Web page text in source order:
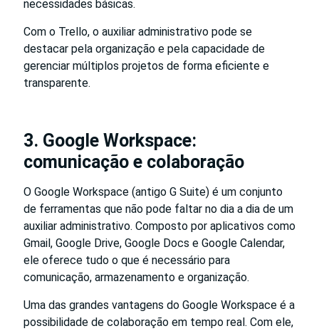
necessidades básicas.
Com o Trello, o auxiliar administrativo pode se
destacar pela organização e pela capacidade de
gerenciar múltiplos projetos de forma eficiente e
transparente.
3. Google Workspace:
comunicação e colaboração
O Google Workspace (antigo G Suite) é um conjunto
de ferramentas que não pode faltar no dia a dia de um
auxiliar administrativo. Composto por aplicativos como
Gmail, Google Drive, Google Docs e Google Calendar,
ele oferece tudo o que é necessário para
comunicação, armazenamento e organização.
Uma das grandes vantagens do Google Workspace é a
possibilidade de colaboração em tempo real. Com ele,